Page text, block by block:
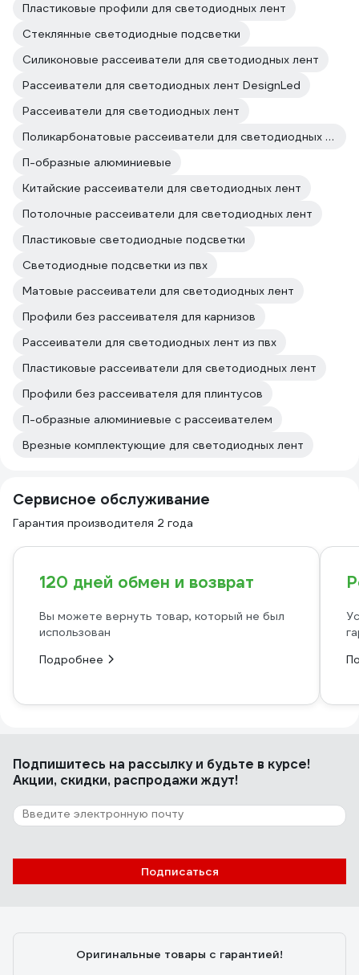
Пластиковые профили для светодиодных лент
Стеклянные светодиодные подсветки
Силиконовые рассеиватели для светодиодных лент
Рассеиватели для светодиодных лент DesignLed
Рассеиватели для светодиодных лент
Поликарбонатовые рассеиватели для светодиодных лент
П-образные алюминиевые
Китайские рассеиватели для светодиодных лент
Потолочные рассеиватели для светодиодных лент
Пластиковые светодиодные подсветки
Светодиодные подсветки из пвх
Матовые рассеиватели для светодиодных лент
Профили без рассеивателя для карнизов
Рассеиватели для светодиодных лент из пвх
Пластиковые рассеиватели для светодиодных лент
Профили без рассеивателя для плинтусов
П-образные алюминиевые с рассеивателем
Врезные комплектующие для светодиодных лент
Сервисное обслуживание
Гарантия производителя 2 года
120 дней обмен и возврат
Вы можете вернуть товар, который не был
использован
Подробнее
Подпишитесь на рассылкуи будьте в курсе!
Акции, скидки, распродажи ждут!
Подписаться
Оригинальные товары с гарантией!